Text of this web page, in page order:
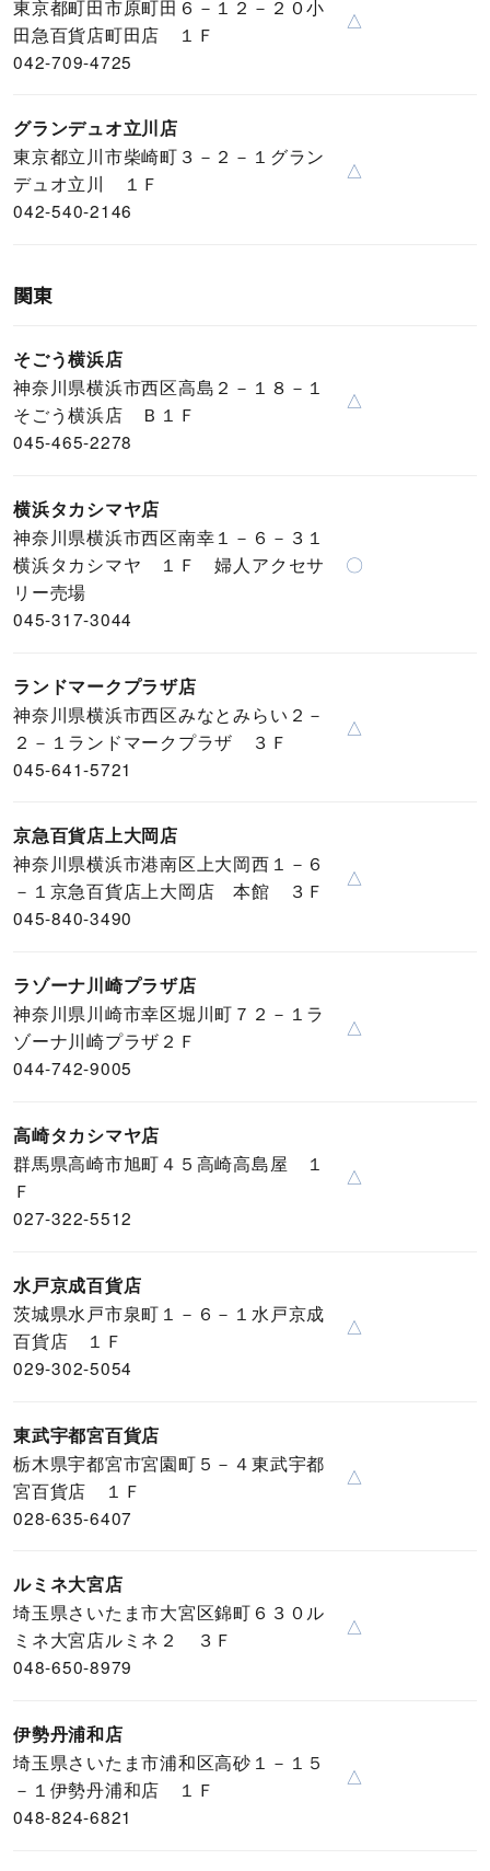
東京都町田市原町田６－１２－２０小
田急百貨店町田店 １Ｆ
042-709-4725
△
グランデュオ立川店
東京都立川市柴崎町３－２－１グラン
デュオ立川 １Ｆ
042-540-2146
△
関東
そごう横浜店
神奈川県横浜市西区高島２－１８－１
そごう横浜店 Ｂ１Ｆ
045-465-2278
△
横浜タカシマヤ店
神奈川県横浜市西区南幸１－６－３１
横浜タカシマヤ １Ｆ 婦人アクセサ
リー売場
045-317-3044
〇
ランドマークプラザ店
神奈川県横浜市西区みなとみらい２－
２－１ランドマークプラザ ３Ｆ
045-641-5721
△
京急百貨店上大岡店
神奈川県横浜市港南区上大岡西１－６
－１京急百貨店上大岡店 本館 ３Ｆ
045-840-3490
△
ラゾーナ川崎プラザ店
神奈川県川崎市幸区堀川町７２－１ラ
ゾーナ川崎プラザ２Ｆ
044-742-9005
△
高崎タカシマヤ店
群馬県高崎市旭町４５高崎高島屋 １
Ｆ
027-322-5512
△
水戸京成百貨店
茨城県水戸市泉町１－６－１水戸京成
百貨店 １Ｆ
029-302-5054
△
東武宇都宮百貨店
栃木県宇都宮市宮園町５－４東武宇都
宮百貨店 １Ｆ
028-635-6407
△
ルミネ大宮店
埼玉県さいたま市大宮区錦町６３０ル
ミネ大宮店ルミネ２ ３Ｆ
048-650-8979
△
伊勢丹浦和店
埼玉県さいたま市浦和区高砂１－１５
－１伊勢丹浦和店 １Ｆ
048-824-6821
△